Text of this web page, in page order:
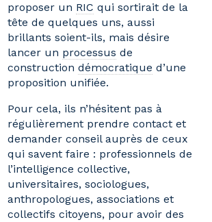
proposer un RIC qui sortirait de la
tête de quelques uns, aussi
brillants soient-ils, mais désire
lancer un processus de
construction démocratique d’une
proposition unifiée.
Pour cela, ils n’hésitent pas à
régulièrement prendre contact et
demander conseil auprès de ceux
qui savent faire : professionnels de
l’intelligence collective,
universitaires, sociologues,
anthropologues, associations et
collectifs citoyens, pour avoir des